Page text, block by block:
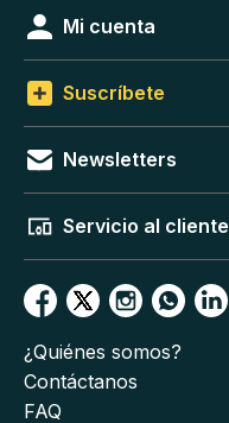
Mi cuenta
Suscríbete
Newsletters
Servicio al cliente
¿Quiénes somos?
Contáctanos
FAQ